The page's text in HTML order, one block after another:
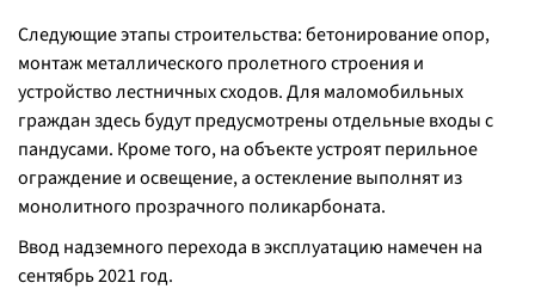
Следующие этапы строительства: бетонирование опор,
монтаж металлического пролетного строения и
устройство лестничных сходов. Для маломобильных
граждан здесь будут предусмотрены отдельные входы с
пандусами. Кроме того, на объекте устроят перильное
ограждение и освещение, а остекление выполнят из
монолитного прозрачного поликарбоната.
Ввод надземного перехода в эксплуатацию намечен на
сентябрь 2021 год.